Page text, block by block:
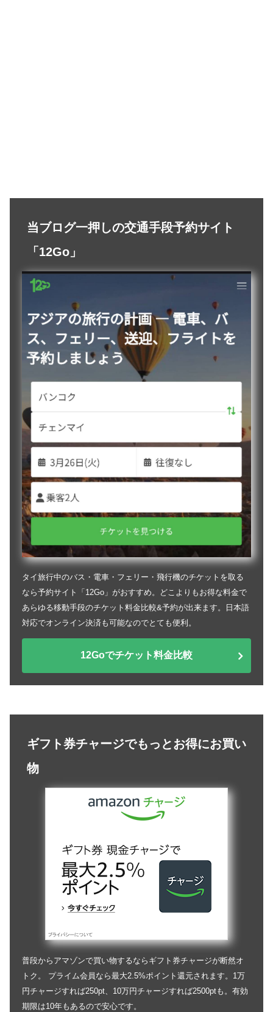
当ブログ一押しの交通手段予約サイト
「12Go」
タイ旅行中のバス・電車・フェリー・飛行機のチケットを取る
なら予約サイト「12Go」がおすすめ。どこよりもお得な料金で
あらゆる移動手段のチケット料金比較&予約が出来ます。日本語
対応でオンライン決済も可能なのでとても便利。
12Goでチケット料金比較
ギフト券チャージでもっとお得にお買い
物
普段からアマゾンで買い物するならギフト券チャージが断然オ
トク。 プライム会員なら最大2.5%ポイント還元されます。1万
円チャージすれば250pt、10万円チャージすれば2500ptも。有効
期限は10年もあるので安心です。